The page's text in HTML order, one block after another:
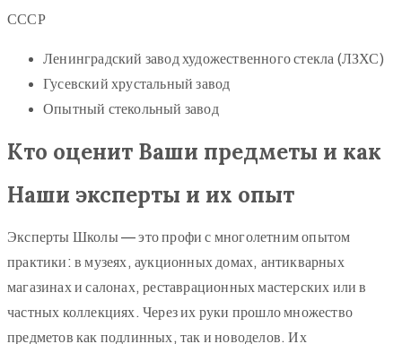
СССР
Ленинградский завод художественного стекла (ЛЗХС)
Гусевский хрустальный завод
Опытный стекольный завод
Кто оценит Ваши предметы и как
Наши эксперты и их опыт
Эксперты Школы — это профи с многолетним опытом
практики: в музеях, аукционных домах, антикварных
магазинах и салонах, реставрационных мастерских или в
частных коллекциях. Через их руки прошло множество
предметов как подлинных, так и новоделов. Их